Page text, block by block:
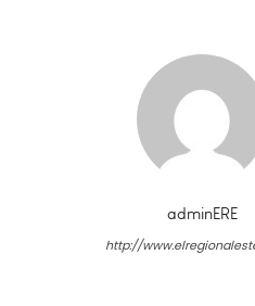
adminERE
http://